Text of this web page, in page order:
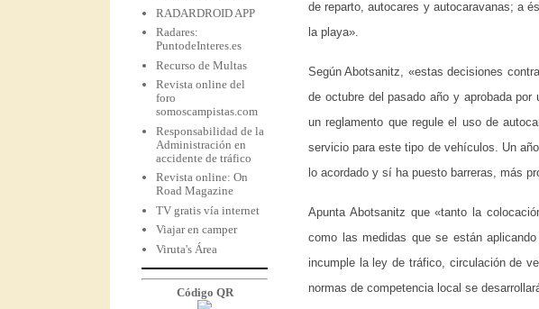
de reparto, autocares y autocaravanas; a
la playa».
Según Abotsanitz, «estas decisiones
de octubre del pasado año y aprobada
un reglamento que regule el uso de
servicio para este tipo de vehículos. Un
lo acordado y sí ha puesto barreras, más
Apunta Abotsanitz que «tanto la
como las medidas que se están
incumple la ley de tráfico, circulación de
normas de competencia local se
RADARDROID APP
Radares:
PuntodeInteres.es
Recurso de Multas
Revista online del
foro
somoscampistas.com
Responsabilidad de la
Administración en
accidente de tráfico
Revista online: On
Road Magazine
TV gratis vía internet
Viajar en camper
Viruta's Área
Código QR